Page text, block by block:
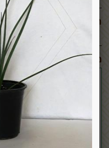
תגובות:
מוצרים דומים: